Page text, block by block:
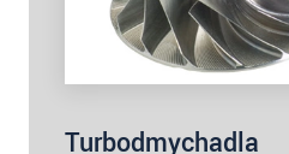
Turbodmychadla